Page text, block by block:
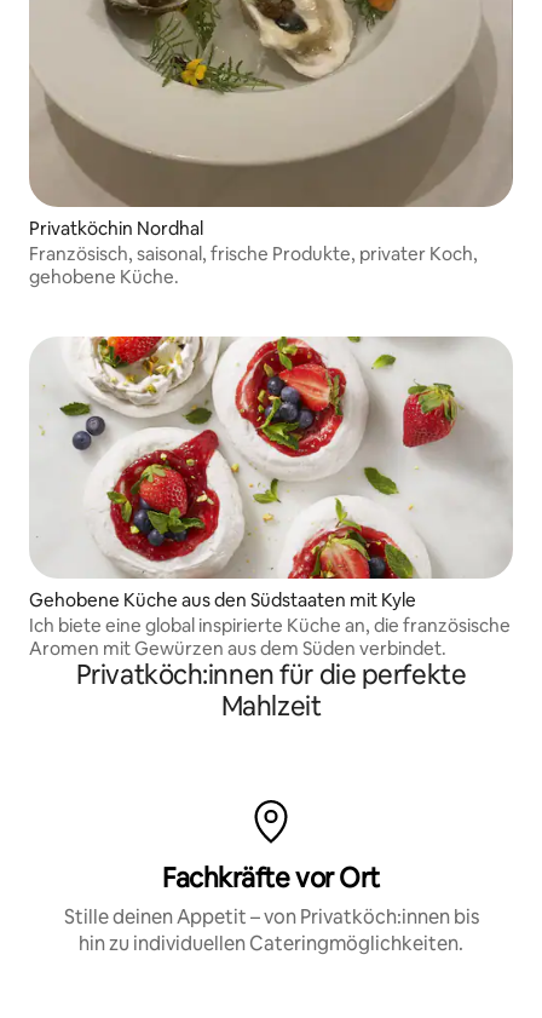
Privatköchin Nordhal
Französisch, saisonal, frische Produkte, privater Koch,
gehobene Küche.
Gehobene Küche aus den Südstaaten mit Kyle
Ich biete eine global inspirierte Küche an, die französische
Aromen mit Gewürzen aus dem Süden verbindet.
Privatköch:innen für die perfekte
Mahlzeit
Fachkräfte vor Ort
Stille deinen Appetit – von Privatköch:innen bis
hin zu individuellen Cateringmöglichkeiten.